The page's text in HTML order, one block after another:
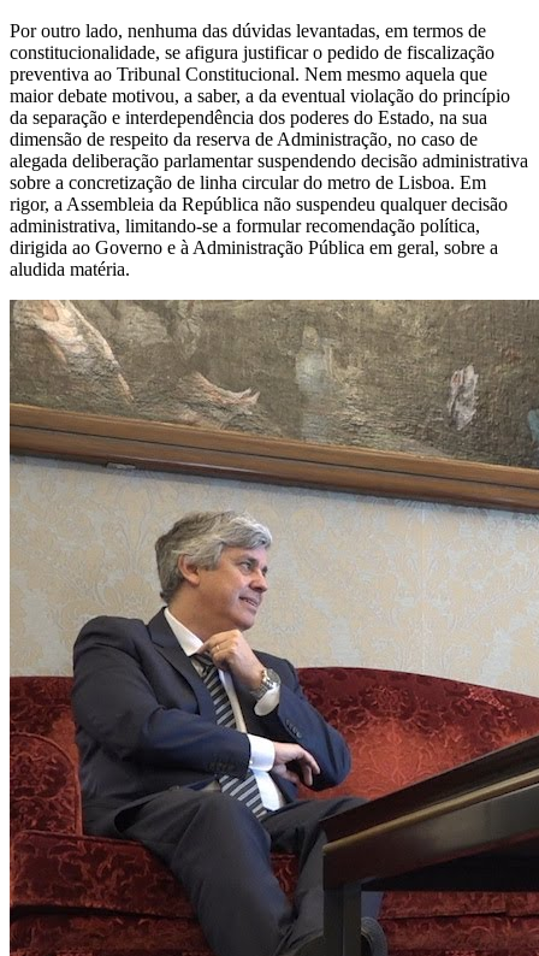
Por outro lado, nenhuma das dúvidas levantadas, em termos de
constitucionalidade, se afigura justificar o pedido de fiscalização
preventiva ao Tribunal Constitucional. Nem mesmo aquela que
maior debate motivou, a saber, a da eventual violação do princípio
da separação e interdependência dos poderes do Estado, na sua
dimensão de respeito da reserva de Administração, no caso de
alegada deliberação parlamentar suspendendo decisão administrativa
sobre a concretização de linha circular do metro de Lisboa. Em
rigor, a Assembleia da República não suspendeu qualquer decisão
administrativa, limitando-se a formular recomendação política,
dirigida ao Governo e à Administração Pública em geral, sobre a
aludida matéria.